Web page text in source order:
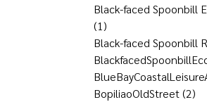
Black-faced Spoonbill
(1)
Black-faced Spoonbill
BopiliaoOldStreet(2)